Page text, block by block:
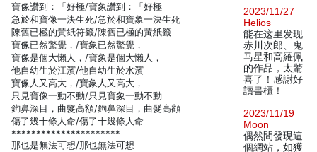
寶像讚到：「好極/寶象讚到：「好極
急於和寶像一決生死/急於和寶象一決生死
陳舊已極的黃紙符籤/陳舊已極的黃紙籤
寶像已然驚覺，/寶象已然驚覺，
寶像是個大懶人，/寶象是個大懶人，
他自幼生於江濱/他自幼生於水濱
寶像人又高大，/寶象人又高大，
只見寶像一動不動/只見寶象一動不動
鉤鼻深目，曲髮高額/鉤鼻深目，曲髮高顴
傷了幾十條人命/傷了十幾條人命
**********************
那也是無法可想/那也無法可想
2023/11/27
Helios
能在这里发现
赤川次郎、鬼
马星和高羅佩
的作品，太驚
喜了！感謝好
讀書櫃！
2023/11/19
Moon
偶然間發現這
個網站，如獲